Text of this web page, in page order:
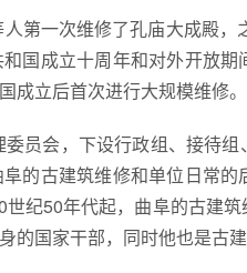
第一次维修了孔庙大成殿
国成立十周年和对外开放
成立后首次进行大规模维修。
员会，下设行政组、接待
的古建筑维修和单位日常
纪50年代起，曲阜的古建
国家干部，同时他也是古建